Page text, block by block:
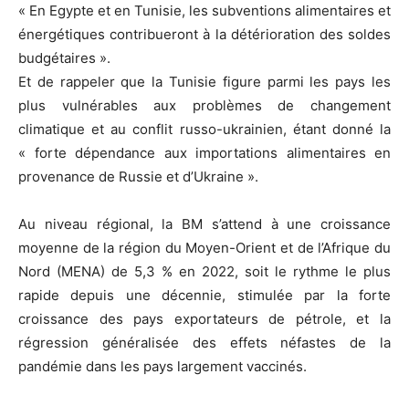
« En Egypte et en Tunisie, les subventions alimentaires et
énergétiques contribueront à la détérioration des soldes
budgétaires ».
Et de rappeler que la Tunisie figure parmi les pays les
plus vulnérables aux problèmes de changement
climatique et au conflit russo-ukrainien, étant donné la
« forte dépendance aux importations alimentaires en
provenance de Russie et d’Ukraine ».
Au niveau régional, la BM s’attend à une croissance
moyenne de la région du Moyen-Orient et de l’Afrique du
Nord (MENA) de 5,3 % en 2022, soit le rythme le plus
rapide depuis une décennie, stimulée par la forte
croissance des pays exportateurs de pétrole, et la
régression généralisée des effets néfastes de la
pandémie dans les pays largement vaccinés.